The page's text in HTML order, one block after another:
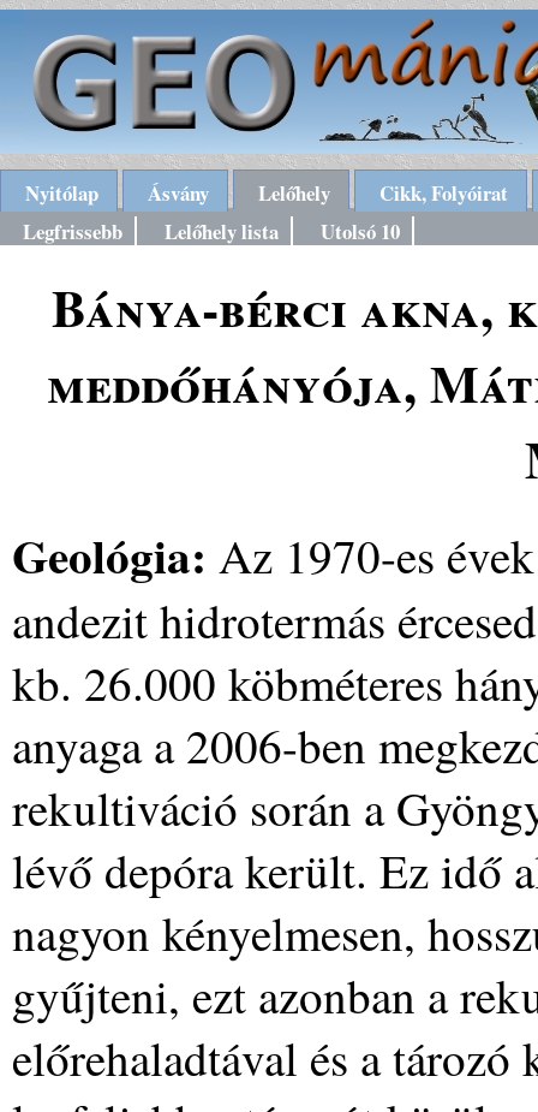
Nyitólap Ásvány Lelőhely
Cikk, Folyóirat
Legfrissebb
Lelőhely lista Utolsó 10
Bánya-bérci
meddőhányója,
Geológia: Az 1970-es
andezit hidrotermás
kb. 26.000 köbméteres
anyaga a 2006-ben
rekultiváció során a
lévő depóra került. Ez idő
nagyon kényelmesen,
gyűjteni, ezt azonban a
előrehaladtával és a